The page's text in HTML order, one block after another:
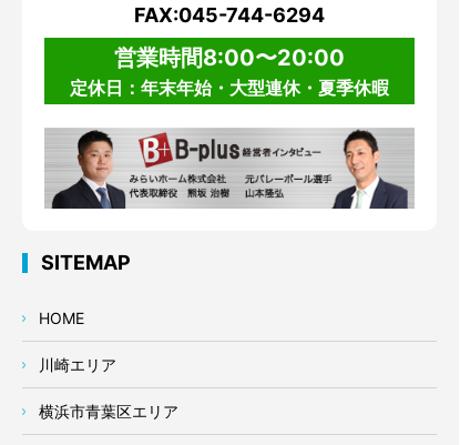
FAX:045-744-6294
営業時間8:00〜20:00
定休日：年末年始・大型連休・夏季休暇
SITEMAP
HOME
川崎エリア
横浜市青葉区エリア